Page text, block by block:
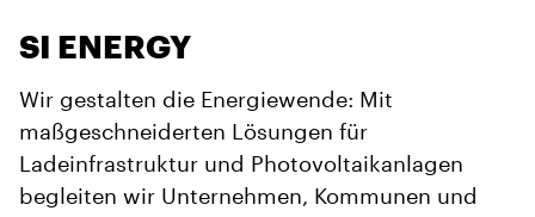
SI ENERGY
Wir gestalten die Energiewende: Mit
maßgeschneiderten Lösungen für
Ladeinfrastruktur und Photovoltaikanlagen
begleiten wir Unternehmen, Kommunen und